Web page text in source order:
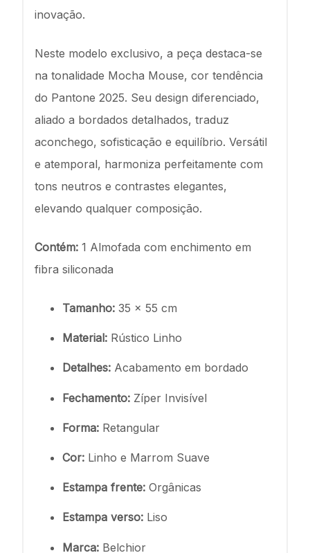
inovação.
Neste modelo exclusivo, a peça destaca-se
na tonalidade Mocha Mouse, cor tendência
do Pantone 2025. Seu design diferenciado,
aliado a bordados detalhados, traduz
aconchego, sofisticação e equilíbrio. Versátil
e atemporal, harmoniza perfeitamente com
tons neutros e contrastes elegantes,
elevando qualquer composição.
Contém: 1 Almofada com enchimento em
fibra siliconada
Tamanho: 35 x 55 cm
Material: Rústico Linho
Detalhes: Acabamento em bordado
Fechamento: Zíper Invisível
Forma: Retangular
Cor: Linho e Marrom Suave
Estampa frente: Orgânicas
Estampa verso: Liso
Marca: Belchior